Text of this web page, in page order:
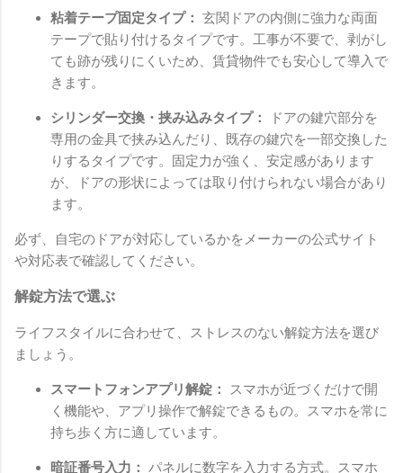
粘着テープ固定タイプ： 玄関ドアの内側に強力な両面
テープで貼り付けるタイプです。工事が不要で、剥がし
ても跡が残りにくいため、賃貸物件でも安心して導入で
きます。
シリンダー交換・挟み込みタイプ：
ドアの鍵穴部分を
専用の金具で挟み込んだり、既存の鍵穴を一部交換した
りするタイプです。固定力が強く、安定感があります
が、ドアの形状によっては取り付けられない場合があり
ます。
必ず、自宅のドアが対応しているかをメーカーの公式サイト
や対応表で確認してください。
解錠方法で選ぶ
ライフスタイルに合わせて、ストレスのない解錠方法を選び
ましょう。
スマートフォンアプリ解錠：
スマホが近づくだけで開
く機能や、アプリ操作で解錠できるもの。スマホを常に
持ち歩く方に適しています。
暗証番号入力： パネルに数字を入力する方式。スマホ